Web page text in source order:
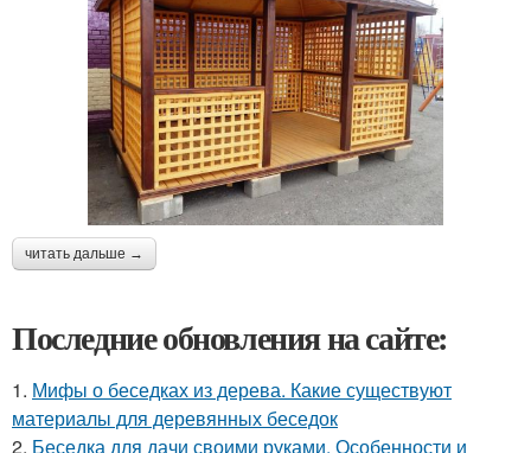
читать дальше →
Последние обновления на сайте:
1. Мифы о беседках из дерева. Какие существуют
материалы для деревянных беседок
2. Беседка для дачи своими руками. Особенности и